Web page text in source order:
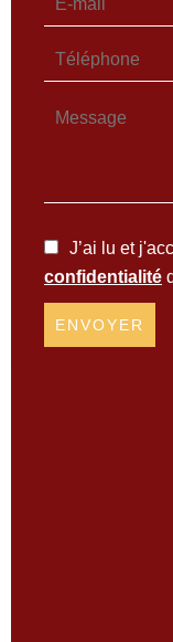
J’ai lu et
confidentialité
ENVOYER